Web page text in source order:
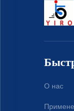
О нас